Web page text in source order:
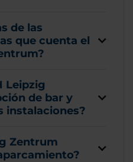
de las
que cuenta el
Leipzig
de bar y
instalaciones?
Zentrum